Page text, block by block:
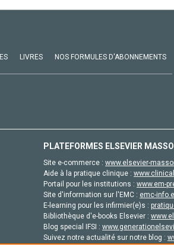
LIVRES NOS FORMULES D'ABONNEMENTS
PLATEFORMES ELSEVIER
Site e-commerce : www.elsevier-
Aide à la pratique clinique :
Portail pour les institutions : www.em-
Site d'information sur l'EMC : emc-
E-learning pour les infirmier(e)s :
Bibliothèque d'e-books Elsevier :
Blog special IFSI :
Suivez notre actualité sur notre blog :